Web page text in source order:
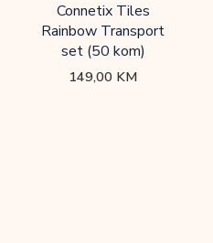
Connetix Tiles
Rainbow Transport
set (50 kom)
149,00 KM